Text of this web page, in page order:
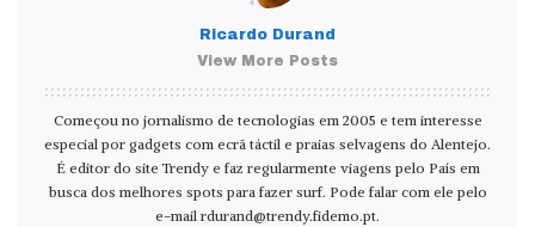
Ricardo Durand
View More Posts
Começou no jornalismo de tecnologias em 2005 e tem interesse
especial por gadgets com ecrã táctil e praias selvagens do Alentejo.
É editor do site Trendy e faz regularmente viagens pelo País em
busca dos melhores spots para fazer surf. Pode falar com ele pelo
e-mail rdurand@trendy.fidemo.pt.